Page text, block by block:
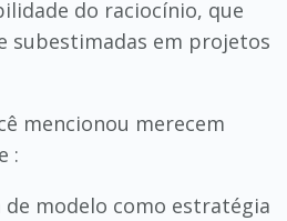
do raciocínio, que
subestimadas em projetos
mencionou merecem
:
de modelo como estratégia